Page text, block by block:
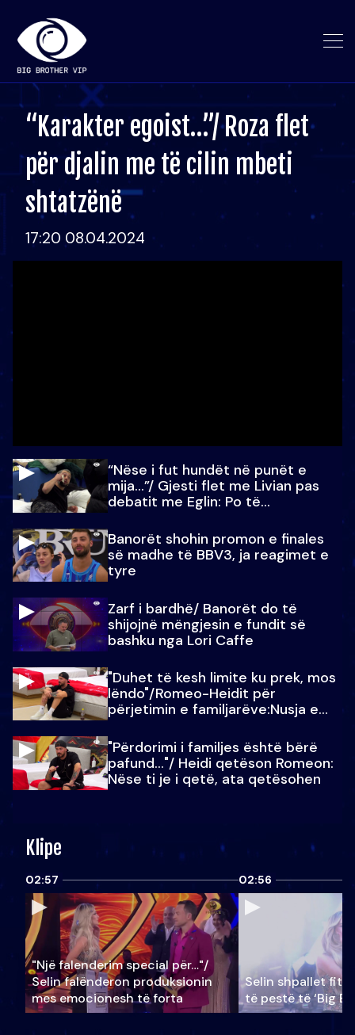
“Karakter egoist…”/ Roza flet
për djalin me të cilin mbeti
shtatzënë
17:20 08.04.2024
“Nëse i fut hundët në punët e
mija…”/ Gjesti flet me Livian pas
debatit me Eglin: Po të
Banorët shohin promon e finales
së madhe të BBV3, ja reagimet e
tyre
Zarf i bardhë/ Banorët do të
shijojnë mëngjesin e fundit së
bashku nga Lori Caffe
"Duhet të kesh limite ku prek, mos
lëndo"/Romeo-Heidit për
përjetimin e familjarëve:Nusja e
"Përdorimi i familjes është bërë
pafund…"/ Heidi qetëson Romeon:
Nëse ti je i qetë, ata qetësohen
Klipe
02:57
"Një falenderim special për…"/
Selin falënderon produksionin
mes emocionesh të forta
02:56
Selin shpallet
të pestë të ‘Big